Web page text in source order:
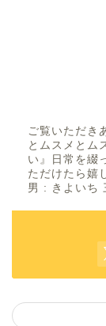
ご覧いただき
とムスメとム
い』日常を綴
ただけたら嬉
男 : きよいち